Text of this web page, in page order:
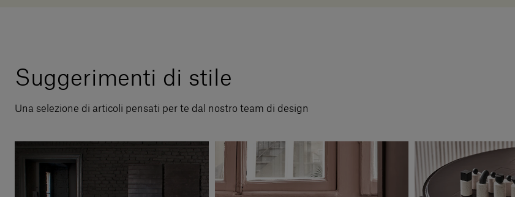
Suggerimenti di stile
Una selezione di articoli pensati per te dal nostro team di design